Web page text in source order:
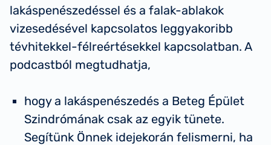
lakáspenészedéssel és a falak-ablakok
vizesedésével kapcsolatos leggyakoribb
tévhitekkel-félreértésekkel kapcsolatban. A
podcastból megtudhatja,
hogy a lakáspenészedés a Beteg Épület
Szindrómának csak az egyik tünete.
Segítünk Önnek idejekorán felismerni, ha